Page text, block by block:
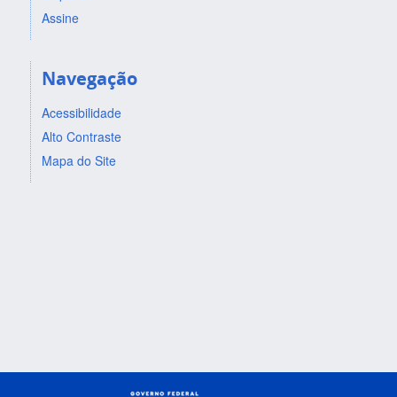
Assine
Navegação
Acessibilidade
Alto Contraste
Mapa do Site